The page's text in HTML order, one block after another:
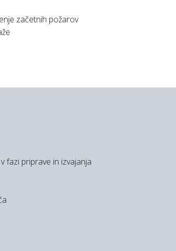
začetnih požarov
fazi priprave in izvajanja